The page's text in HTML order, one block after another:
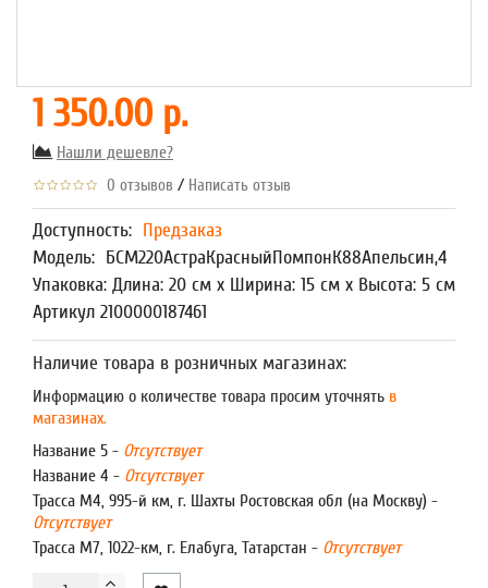
1 350.00 р.
Нашли дешевле?
0 отзывов / Написать отзыв
Доступность: Предзаказ
Модель: БСМ220АстраКрасныйПомпонК88Апельсин,4
Упаковка: Длина: 20 см x Ширина: 15 см x Высота: 5 см
Артикул 2100000187461
Наличие товара в розничных магазинах:
Информацию о количестве товара просим уточнять в
магазинах.
Название 5 - Отсутствует
Название 4 - Отсутствует
Трасса М4, 995-й км, г. Шахты Ростовская обл (на Москву) -
Отсутствует
Трасса М7, 1022-км, г. Елабуга, Татарстан - Отсутствует